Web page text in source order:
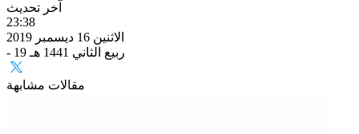
آخر تحديث
23:38
الاثنين 16 ديسمبر 2019
- 19 ربيع الثاني 1441 هـ
مقالات مشابهة